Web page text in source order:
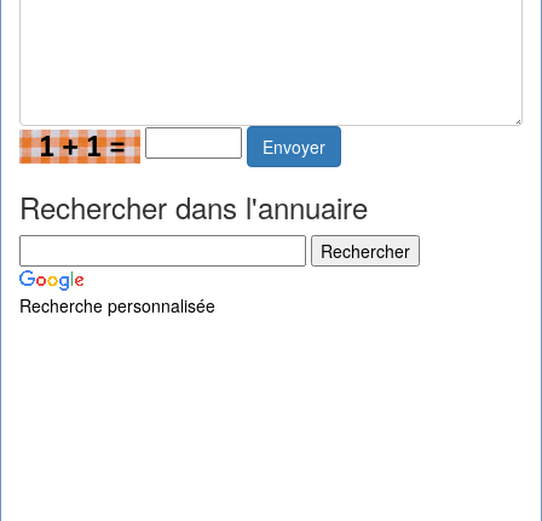
Envoyer
Rechercher dans l'annuaire
Recherche personnalisée